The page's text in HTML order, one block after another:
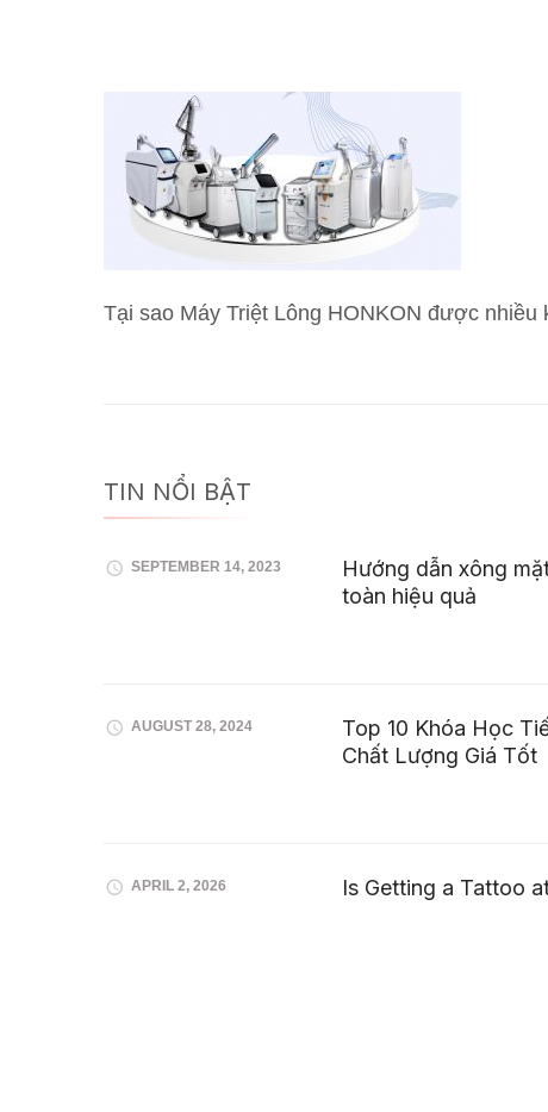
Tại sao Máy Triệt Lông HONKON được nhiều
TIN NỔI BẬT
SEPTEMBER 14, 2023
Hướng dẫn xông
toàn hiệu quả
AUGUST 28, 2024
Top 10 Khóa Học
Chất Lượng Giá Tốt
APRIL 2, 2026 Is Getting a Tattoo